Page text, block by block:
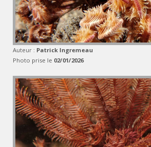
Auteur : Patrick Ingremeau
Photo prise le 02/01/2026